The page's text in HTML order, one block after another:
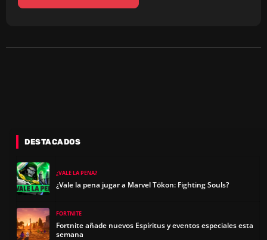
DESTACADOS
¿VALE LA PENA?
¿Vale la pena jugar a Marvel Tōkon: Fighting Souls?
FORTNITE
Fortnite añade nuevos Espíritus y eventos especiales esta
semana